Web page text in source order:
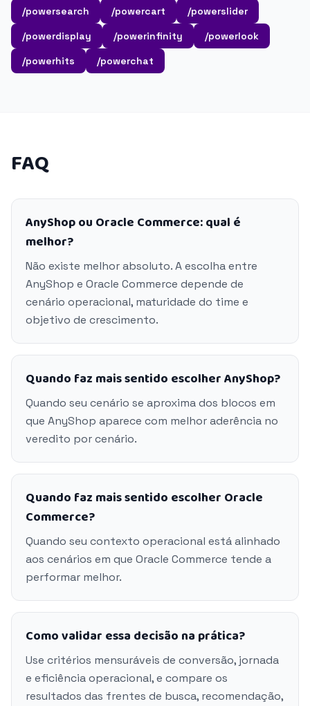
/powersearch /powercart
/powerslider
/powerdisplay
/powerinfinity
/powerlook
/powerhits
/powerchat
FAQ
AnyShop ou Oracle Commerce: qual é
melhor?
Não existe melhor absoluto. A escolha entre
AnyShop e Oracle Commerce depende de
cenário operacional, maturidade do time e
objetivo de crescimento.
Quando faz mais sentido escolher AnyShop?
Quando seu cenário se aproxima dos blocos em
que AnyShop aparece com melhor aderência no
veredito por cenário.
Quando faz mais sentido escolher Oracle
Commerce?
Quando seu contexto operacional está alinhado
aos cenários em que Oracle Commerce tende a
performar melhor.
Como validar essa decisão na prática?
Use critérios mensuráveis de conversão, jornada
e eficiência operacional, e compare os
resultados das frentes de busca, recomendação,